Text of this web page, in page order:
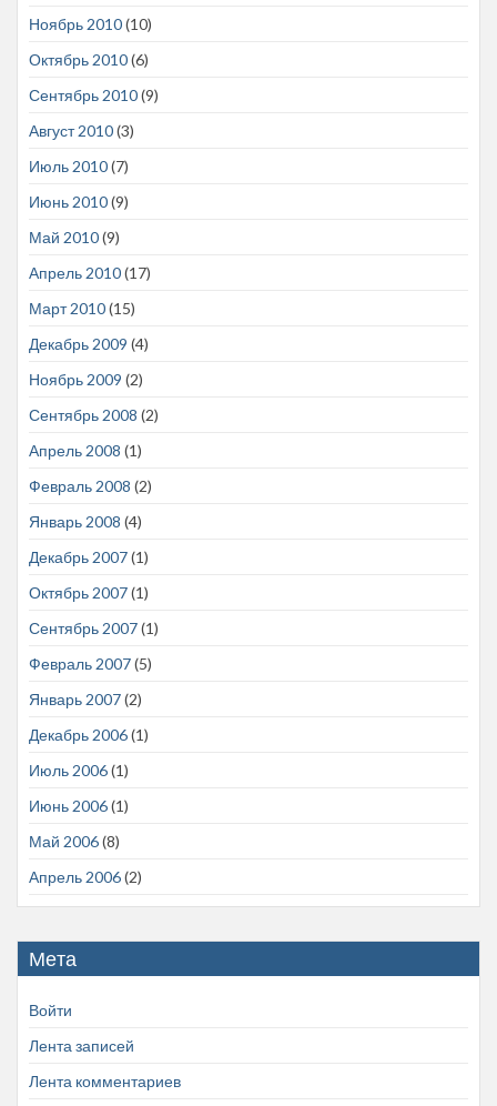
Ноябрь 2010(10)
Октябрь 2010(6)
Сентябрь 2010(9)
Август 2010(3)
Июль 2010(7)
Июнь 2010(9)
Май 2010(9)
Апрель 2010(17)
Март 2010(15)
Декабрь 2009 (4)
Ноябрь 2009 (2)
Сентябрь 2008 (2)
Апрель 2008 (1)
Февраль 2008 (2)
Январь 2008 (4)
Декабрь 2007(1)
Октябрь 2007(1)
Сентябрь 2007(1)
Февраль 2007(5)
Январь 2007(2)
Декабрь 2006(1)
Июль 2006(1)
Июнь 2006(1)
Май 2006(8)
Апрель 2006(2)
Мета
Войти
Лента записей
Лента комментариев